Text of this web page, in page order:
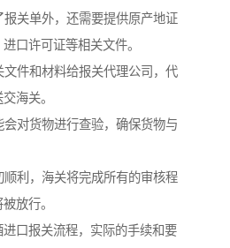
关单外，还需要提供原产地证
口许可证等相关文件。
文件和材料给报关代理公司，代
海关。
对货物进行查验，确保货物与
利，海关将完成所有的审核程
放行。
口报关流程，实际的手续和要